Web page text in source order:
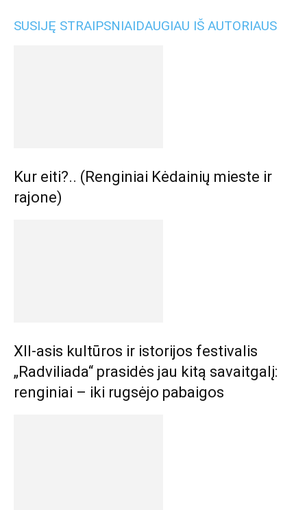
SUSIJĘ STRAIPSNIAIDAUGIAU IŠ AUTORIAUS
Kur eiti?.. (Renginiai Kėdainių mieste ir
rajone)
XII-asis kultūros ir istorijos festivalis
„Radviliada“ prasidės jau kitą savaitgalį:
renginiai – iki rugsėjo pabaigos